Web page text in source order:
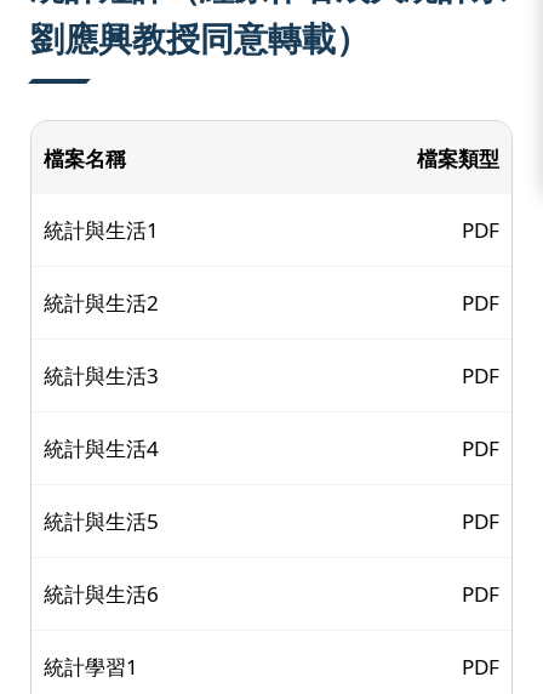
劉應興教授同意轉載）
檔案名稱 檔案類型
統計與生活1 PDF
統計與生活2 PDF
統計與生活3 PDF
統計與生活4 PDF
統計與生活5 PDF
統計與生活6 PDF
統計學習1 PDF